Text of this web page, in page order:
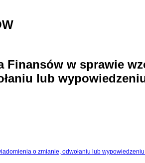
Finansów w sprawie
lub
o zmianie, odwołaniu lub